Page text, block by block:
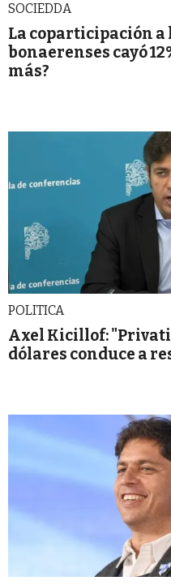
SOCIEDDA
La coparticipación
bonaerenses cayó
más?
POLITICA
Axel Kicillof:
dólares conduce a